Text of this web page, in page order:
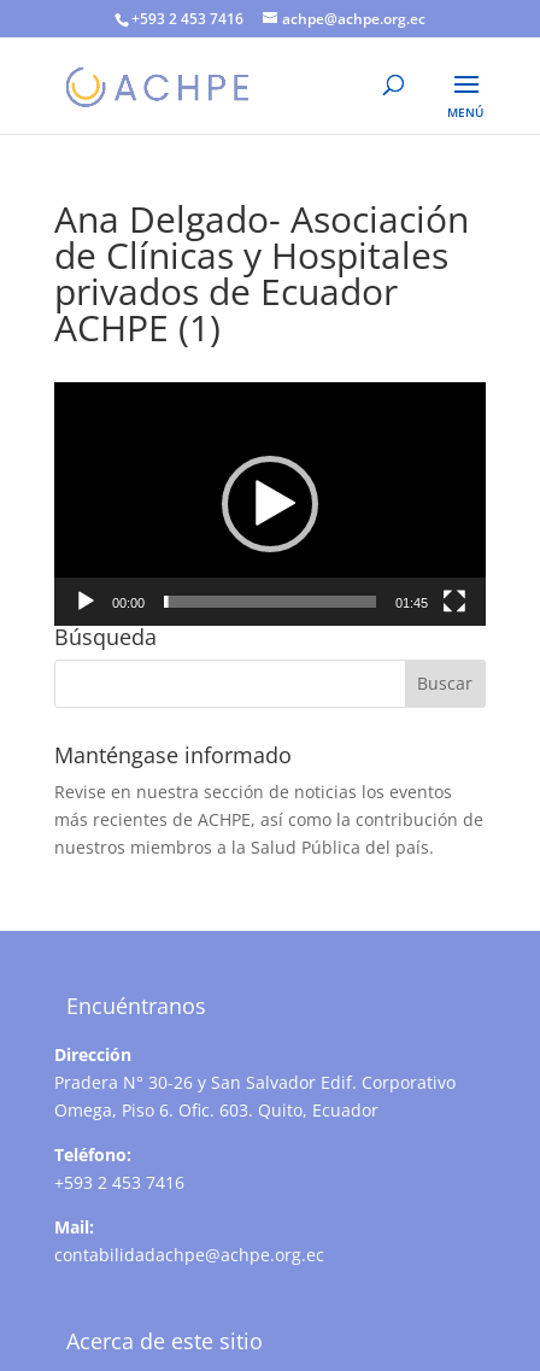
+593 2 453 7416 achpe@achpe.org.ec
Ana Delgado- Asociación
de Clínicas y Hospitales
privados de Ecuador
ACHPE (1)
00:00 01:45
Búsqueda
Manténgase informado
Revise en nuestra sección de noticias los eventos
más recientes de ACHPE, así como la contribución de
nuestros miembros a la Salud Pública del país.
Encuéntranos
Dirección
Pradera N° 30-26 y San Salvador Edif. Corporativo
Omega, Piso 6. Ofic. 603. Quito, Ecuador
Teléfono:
+593 2 453 7416
Mail:
contabilidadachpe@achpe.org.ec
Acerca de este sitio